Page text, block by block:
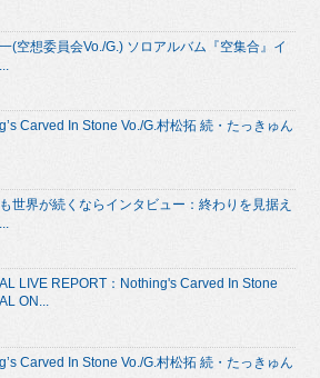
(空想委員会Vo./G.) ソロアルバム『空集合』イ
Carved In Stone Vo./G.村松拓 続・たっきゅん
世界が続くならインタビュー：終わりを見据え
LIVE REPORT：Nothing's Carved In Stone
ON...
Carved In Stone Vo./G.村松拓 続・たっきゅん